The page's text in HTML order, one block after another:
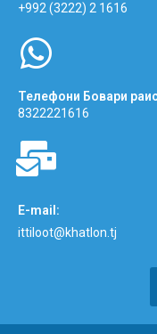
+992 (3222) 2 1616
Телефони Бовари
8322221616
E-mail:
ittiloot@khatlon.tj